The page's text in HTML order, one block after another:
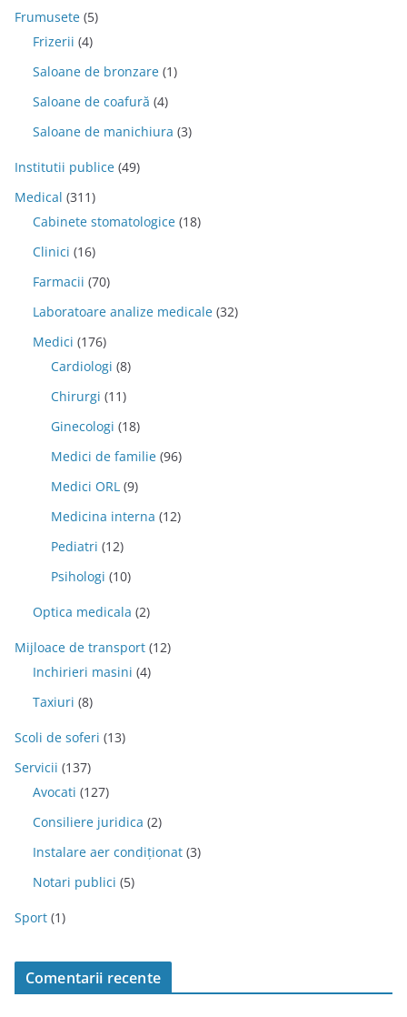
Frumusete (5)
Frizerii (4)
Saloane de bronzare (1)
Saloane de coafură (4)
Saloane de manichiura (3)
Institutii publice (49)
Medical (311)
Cabinete stomatologice (18)
Clinici (16)
Farmacii (70)
Laboratoare analize medicale (32)
Medici (176)
Cardiologi (8)
Chirurgi (11)
Ginecologi (18)
Medici de familie (96)
Medici ORL (9)
Medicina interna (12)
Pediatri (12)
Psihologi (10)
Optica medicala (2)
Mijloace de transport (12)
Inchirieri masini (4)
Taxiuri (8)
Scoli de soferi (13)
Servicii (137)
Avocati (127)
Consiliere juridica (2)
Instalare aer condiționat (3)
Notari publici (5)
Sport (1)
Comentarii recente